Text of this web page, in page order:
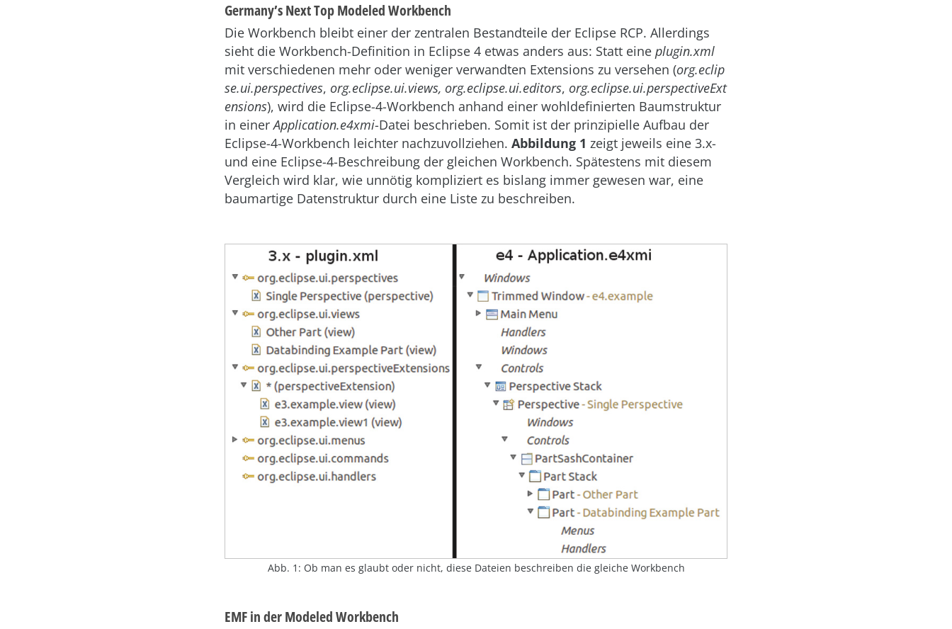
Germany’s Next Top Modeled Workbench
Die Workbench bleibt einer der zentralen Bestandteile der Eclipse RCP. Allerdings
sieht die Workbench-Definition in Eclipse 4 etwas anders aus: Statt eine plugin.xml
mit verschiedenen mehr oder weniger verwandten Extensions zu versehen (org.eclip
se.ui.perspectives, org.eclipse.ui.views, org.eclipse.ui.editors, org.eclipse.ui.perspectiveExt
ensions), wird die Eclipse-4-Workbench anhand einer wohldefinierten Baumstruktur
in einerApplication.e4xmi-Datei beschrieben. Somit ist der prinzipielle Aufbau der
Eclipse-4-Workbench leichter nachzuvollziehen. Abbildung 1 zeigt jeweils eine 3.x-
und eine Eclipse-4-Beschreibung der gleichen Workbench. Spätestens mit diesem
Vergleich wird klar, wie unnötig kompliziert es bislang immer gewesen war, eine
baumartige Datenstruktur durch eine Liste zu beschreiben.
Abb. 1: Ob man es glaubt oder nicht, diese Dateien beschreiben die gleiche Workbench
EMF in der Modeled Workbench